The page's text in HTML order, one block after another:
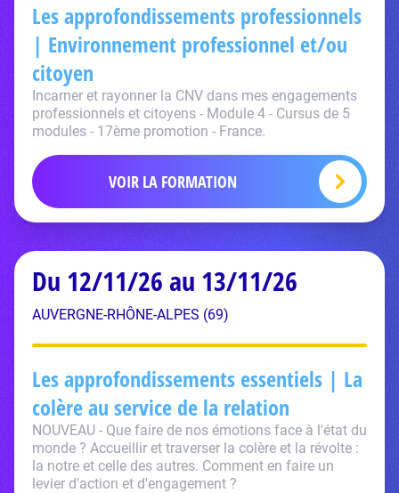
Les approfondissements professionnels
| Environnement professionnel et/ou
citoyen
Incarner et rayonner la CNV dans mes engagements
professionnels et citoyens - Module 4 - Cursus de 5
modules - 17ème promotion - France.
VOIR LA FORMATION
Du 12/11/26 au 13/11/26
AUVERGNE-RHÔNE-ALPES (69)
Les approfondissements essentiels | La
colère au service de la relation
NOUVEAU - Que faire de nos émotions face à l'état du
monde ? Accueillir et traverser la colère et la révolte :
la notre et celle des autres. Comment en faire un
levier d'action et d'engagement ?